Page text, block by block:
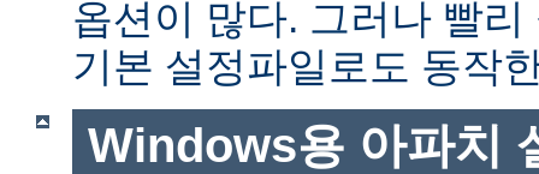
옵션이 많다. 그러나 빨
기본 설정파일로도 동작
Windows용 아파치